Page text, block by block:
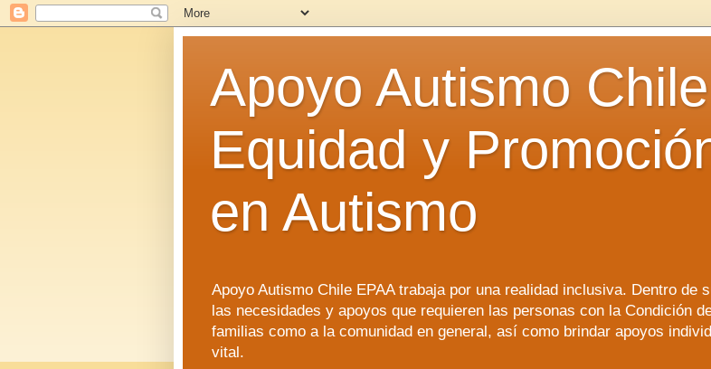
Apoyo Autismo
Equidad y
en Autismo
Apoyo Autismo Chile EPAA trabaja por una realidad inclusiva. Dentro de
las necesidades y apoyos que requieren las personas con la Condición
familias como a la comunidad en general, así como brindar apoyos
vital.